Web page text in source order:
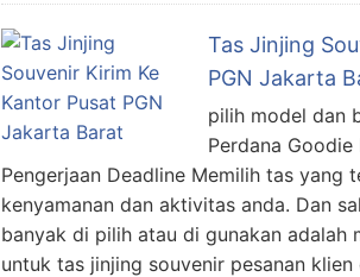
Tas Jinjing
PGN Jakarta
pilih model dan
Perdana
Pengerjaan Deadline Memilih tas yang
kenyamanan dan aktivitas anda. Dan
banyak di pilih atau di gunakan
untuk tas jinjing souvenir pesanan